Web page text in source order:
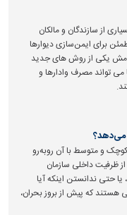
از سازندگان و مالکان
برای ایمن‌سازی دیوارها
مش یکی از روش های جدید
می تواند مصرف وادارها و
می‌دهد؟
و متوسط با آن روبه‌رو
ظرفیت داخلی سازمان
یا حتی ندانستن اینکه آیا
هستند که پیش از بروز بحران،